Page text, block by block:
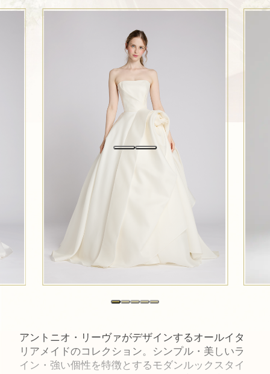
アントニオ・リーヴァがデザインするオールイタ
リアメイドのコレクション。シンプル・美しいラ
イン・強い個性を特徴とするモダンルックスタイ